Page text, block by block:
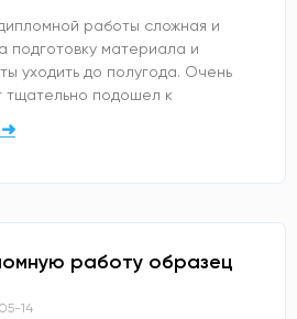
работы сложная и
подготовку материала и
уходить до полугода. Очень
тщательно подошел к
➜
работу образец
14